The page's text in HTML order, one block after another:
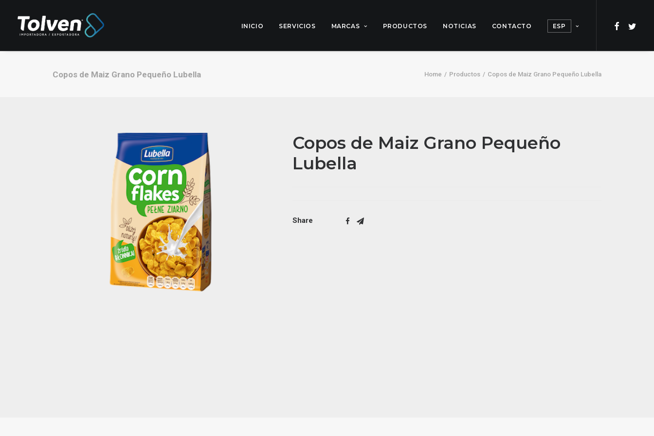
INICIO SERVICIOS MARCAS PRODUCTOS NOTICIAS CONTACTO ESP
Copos de Maiz Grano Pequeño Lubella Home Productos Copos de Maiz Grano Pequeño Lubella
Copos de Maiz Grano Pequeño
Lubella
Share